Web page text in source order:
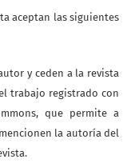
aceptan las siguientes
y ceden a la revista
trabajo registrado con
que permite a
la autoría del